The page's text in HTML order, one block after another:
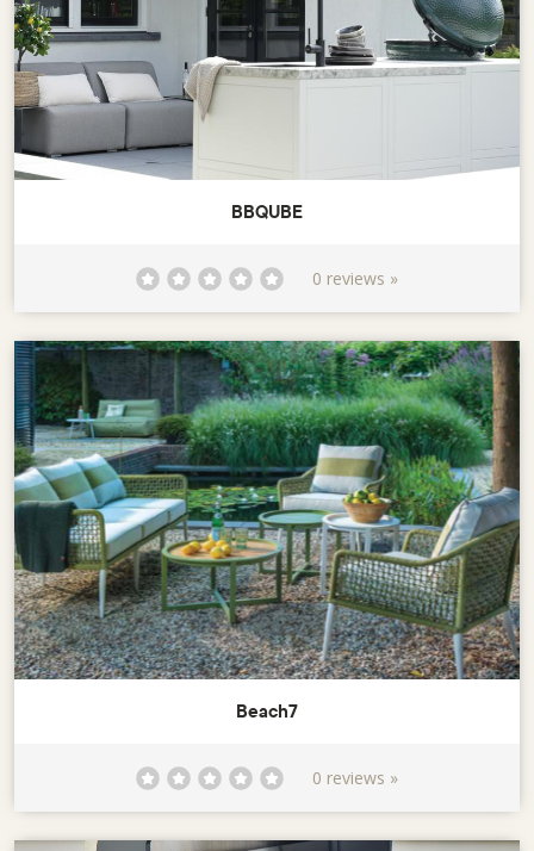
BBQUBE
0 reviews »
Beach7
0 reviews »